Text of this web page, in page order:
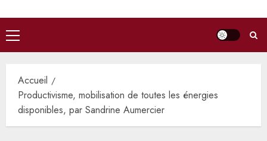
Menu
principal
Accueil
Productivisme, mobilisation de toutes les énergies
disponibles, par Sandrine Aumercier